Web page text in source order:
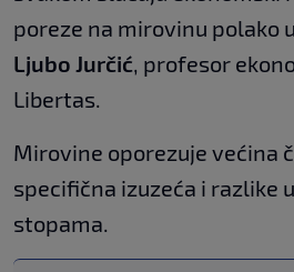
poreze na mirovinu polako
Ljubo Jurčić, profesor
Libertas.
Mirovine oporezuje većina
specifična izuzeća i razlike
stopama.